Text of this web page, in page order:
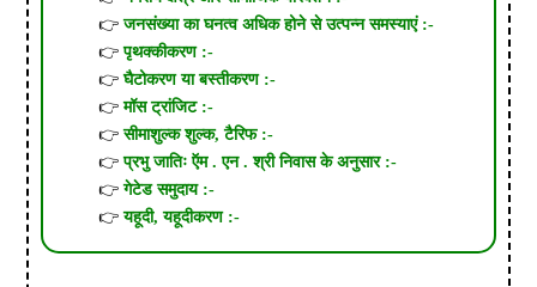
जनसंख्या का घनत्व अधिक होने से उत्पन्न समस्याएं :-
पृथक्कीकरण :-
घैटोकरण या बस्तीकरण :-
मॉस ट्रांजिट :-
सीमाशुल्क शुल्क, टैरिफ :-
प्रभु जातिः ऍम . एन . श्री निवास के अनुसार :-
गेटेड समुदाय :-
यहूदी, यहूदीकरण :-